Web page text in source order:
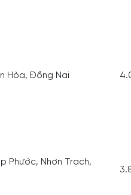
Hòa, Đồng Nai
Phước, Nhơn Trạch,